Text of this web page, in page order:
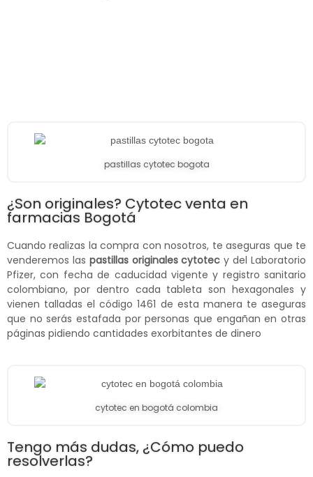
pastillas cytotec bogota
¿Son originales? Cytotec venta en
farmacias Bogotá
Cuando realizas la compra con nosotros, te aseguras que te
venderemos las pastillas originales cytotec y del Laboratorio
Pfizer, con fecha de caducidad vigente y registro sanitario
colombiano, por dentro cada tableta son hexagonales y
vienen talladas el código 1461 de esta manera te aseguras
que no serás estafada por personas que engañan en otras
páginas pidiendo cantidades exorbitantes de dinero
cytotec en bogotá colombia
Tengo más dudas, ¿Cómo puedo
resolverlas?